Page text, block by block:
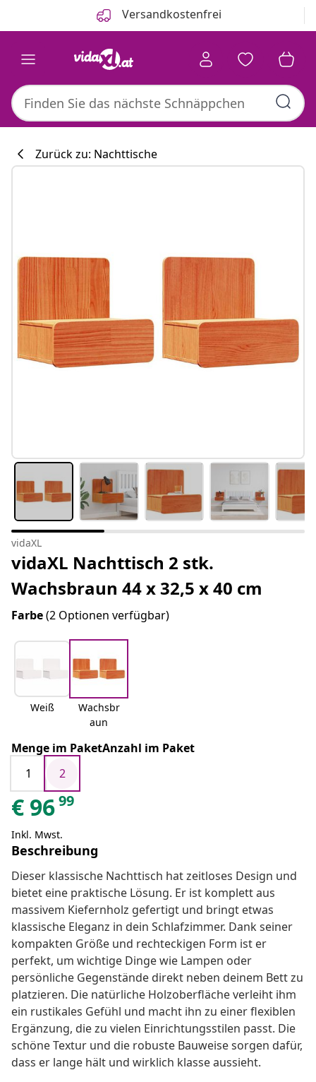
Versandkostenfrei
#sharemevidaxl
Zurück zu: Nachttische
vidaXL
vidaXL Nachttisch 2 stk.
Wachsbraun 44 x 32,5 x 40 cm
Farbe(2 Optionen verfügbar)
Weiß
Wachsbr
aun
Menge im PaketAnzahl im Paket
1
2
€ 9699
Inkl. Mwst.
Beschreibung
Dieser klassische Nachttisch hat zeitloses Design und
bietet eine praktische Lösung. Er ist komplett aus
massivem Kiefernholz gefertigt und bringt etwas
klassische Eleganz in dein Schlafzimmer. Dank seiner
kompakten Größe und rechteckigen Form ist er
perfekt, um wichtige Dinge wie Lampen oder
persönliche Gegenstände direkt neben deinem Bett zu
platzieren. Die natürliche Holzoberfläche verleiht ihm
ein rustikales Gefühl und macht ihn zu einer flexiblen
Ergänzung, die zu vielen Einrichtungsstilen passt. Die
schöne Textur und die robuste Bauweise sorgen dafür,
dass er lange hält und wirklich klasse aussieht.